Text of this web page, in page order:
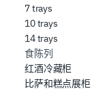
7 trays
10 trays
14 trays
食陈列
红酒冷藏柜
比萨和糕点展柜